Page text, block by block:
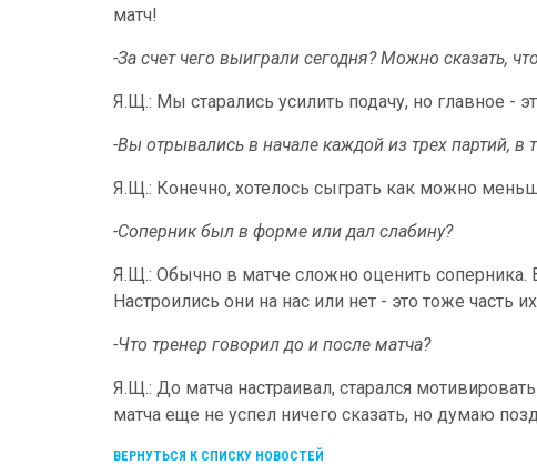
матч!
-За счет чего выиграли сегодня? Можно сказать,
Я.Щ.: Мы старались усилить подачу, но главное -
-Вы отрывались в начале каждой из трех партий, в
Я.Щ.: Конечно, хотелось сыграть как можно
-Соперник был в форме или дал слабину?
Я.Щ.: Обычно в матче сложно оценить соперника. В
Настроились они на нас или нет - это тоже часть
-Что тренер говорил до и после матча?
Я.Щ.: До матча настраивал, старался
матча еще не успел ничего сказать, но думаю
ВЕРНУТЬСЯ К СПИСКУ НОВОСТЕЙ